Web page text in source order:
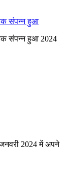
संपन्न हुआ
संपन्न हुआ 2024
2024 में अपने